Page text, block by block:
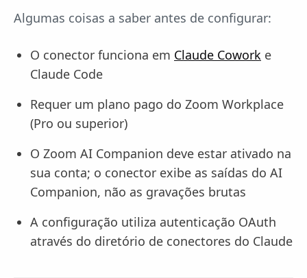
Algumas coisas a saber antes de configurar:
O conector funciona em Claude Cowork e
Claude Code
Requer um plano pago do Zoom Workplace
(Pro ou superior)
O Zoom AI Companion deve estar ativado na
sua conta; o conector exibe as saídas do AI
Companion, não as gravações brutas
A configuração utiliza autenticação OAuth
através do diretório de conectores do Claude